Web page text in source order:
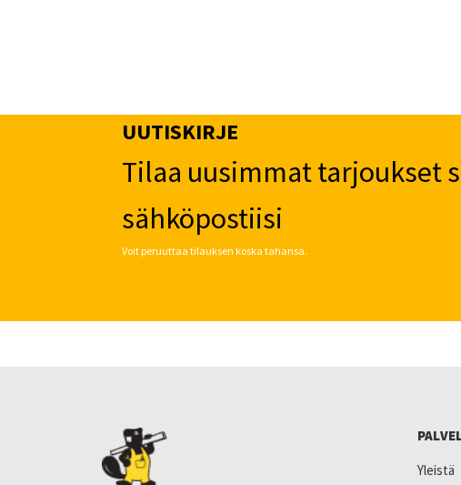
UUTISKIRJE
Tilaa uusimmat tarjoukset
sähköpostiisi
Voit peruuttaa tilauksen koska tahansa.
Yleistä